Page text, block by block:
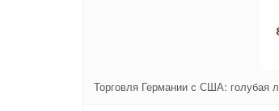
Торговля Германии с США: голубая